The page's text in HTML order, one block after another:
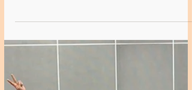
スペシャルワークショップでは、日本では
ーリングを体感！ 単なる演奏技術の習得
的な内容を盛り込みます。 言葉（歌）と